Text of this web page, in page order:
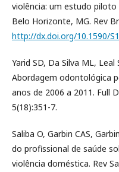
violência: um estudo
Belo Horizonte, MG. Rev
http://dx.doi.org/10.1590/
Yarid SD, Da Silva ML,
Abordagem odontológica
anos de 2006 a 2011. Full
5(18):351-7.
Saliba O, Garbin CAS,
do profissional de saúde
violência doméstica. Rev